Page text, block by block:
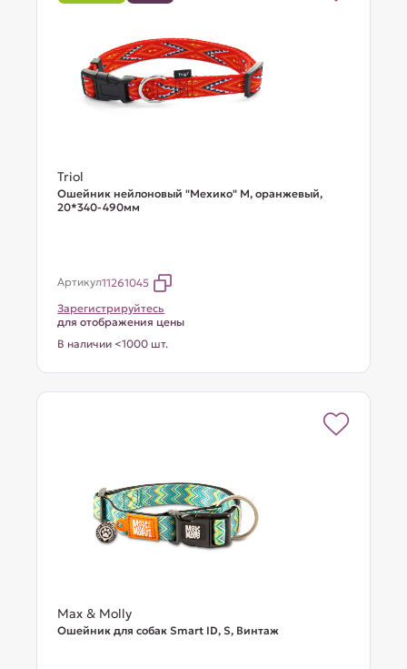
Triol
Ошейник нейлоновый "Мехико" M, оранжевый,
20*340-490мм
Артикул11261045
Зарегистрируйтесь
для отображения цены
В наличии <1000 шт.
Max & Molly
Ошейник для собак Smart ID, S, Винтаж